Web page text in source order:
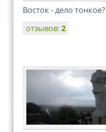
Восток - дело тонкое?
отзывов:2